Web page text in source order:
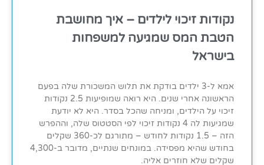
נקודות זיכוי לילדים – איך מחושבת
הטבת המס שמגיעה למשפחות
בישראל
אמא ל-3 ילדים בודקת את תלוש המשכורת שלה בפעם
הראשונה אחרי שנים. היא רואה שמופיעות 2.5 נקודות
זיכוי על הילדים, ומניחה שהכל בסדר. היא לא יודעת
שמגיעות לה 4 נקודות זיכוי לפי הסטטוס שלה, וההפרש
הזה – 1.5 נקודות לחודש – מתורגם לכ-360 שקלים
בחודש שהיא מפסידה. במונחים שנתיים, מדובר ב-4,300
שקלים שלא חוזרים אליה.